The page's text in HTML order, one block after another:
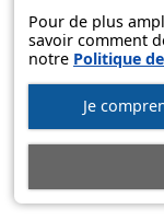
Pour de plus
savoir comment
notre Politique
Je ©